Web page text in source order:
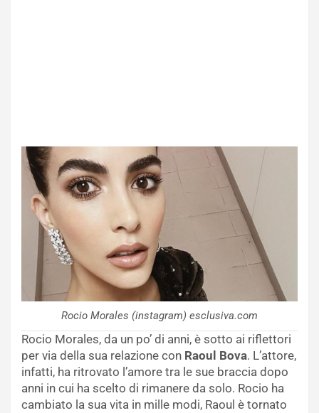
Rocio Morales (instagram) esclusiva.com
Rocio Morales, da un po’ di anni, è sotto ai riflettori
per via della sua relazione con Raoul Bova. L’attore,
infatti, ha ritrovato l’amore tra le sue braccia dopo
anni in cui ha scelto di rimanere da solo. Rocio ha
cambiato la sua vita in mille modi, Raoul è tornato